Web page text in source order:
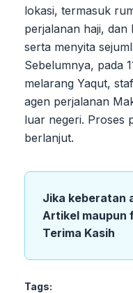
lokasi, termasuk
perjalanan haji, dan
serta menyita
Sebelumnya, pada
melarang Yaqut,
agen perjalanan
luar negeri. Proses
berlanjut.
Jika keberatan
Artikel maupun
Terima Kasih
Tags: